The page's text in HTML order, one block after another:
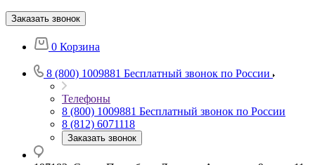
Заказать звонок
0 Корзина
8 (800) 1009881 Бесплатный звонок по России
Телефоны
8 (800) 1009881 Бесплатный звонок по России
8 (812) 6071118
Заказать звонок